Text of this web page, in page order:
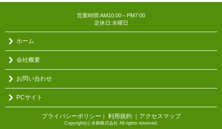
営業時間:AM10:00～PM7:00
定休日:水曜日
ホーム
会社概要
お問い合わせ
PCサイト
プライバシーポリシー ｜ 利用規約 ｜アクセスマップ
Copyright(c) 水都株式会社 All rights reserved.